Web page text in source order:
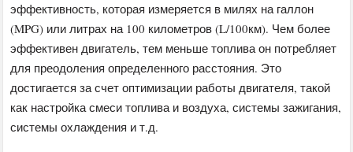
эффективность, которая измеряется в милях на галлон
(MPG) или литрах на 100 километров (L/100км). Чем более
эффективен двигатель, тем меньше топлива он потребляет
для преодоления определенного расстояния. Это
достигается за счет оптимизации работы двигателя, такой
как настройка смеси топлива и воздуха, системы зажигания,
системы охлаждения и т.д.